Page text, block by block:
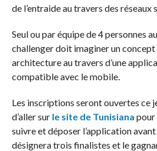
de l’entraide au travers des réseaux
Seul ou par équipe de 4 personnes
challenger doit imaginer un
architecture au travers d’une
compatible avec le mobile.
Les inscriptions seront ouvertes ce
d’aller sur le site de Tunisiana pour
suivre et déposer l’application
désignera trois finalistes et le